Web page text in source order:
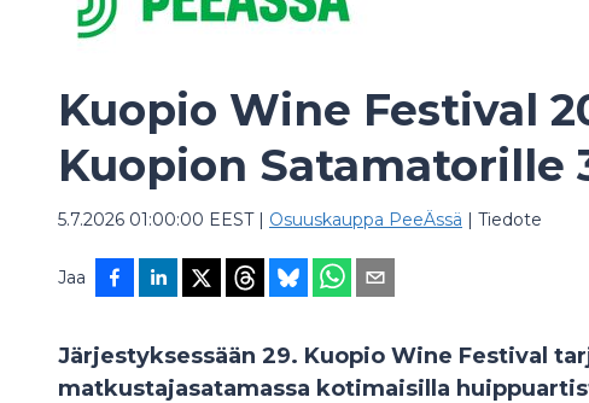
Kuopio Wine Festival
Kuopion Satamatorille
5.7.2026 01:00:00 EEST| Osuuskauppa PeeÄssä | Tiedote
Jaa
Järjestyksessään 29. Kuopio Wine Festival
matkustajasatamassa kotimaisilla